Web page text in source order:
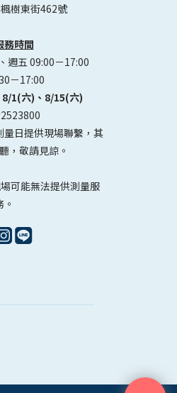
樹東街462號
務時間
週五 09:00－17:00
－17:00
8/1(六)、8/15(六)
量日提供現場聯繫，其
，敬請見諒。
可能無法提供測量服
。